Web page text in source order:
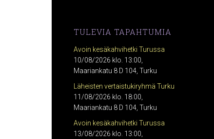
TULEVIA TAPAHTUMIA
Avoin kesäkahvihetki Turussa
10/08/2026 klo. 13:00,
Maariankatu 8 D 104, Turku
Läheisten vertaistukiryhmä Turku
11/08/2026 klo. 18:00,
Maariankatu 8 D 104, Turku
Avoin kesäkahvihetki Turussa
13/08/2026 klo. 13:00,